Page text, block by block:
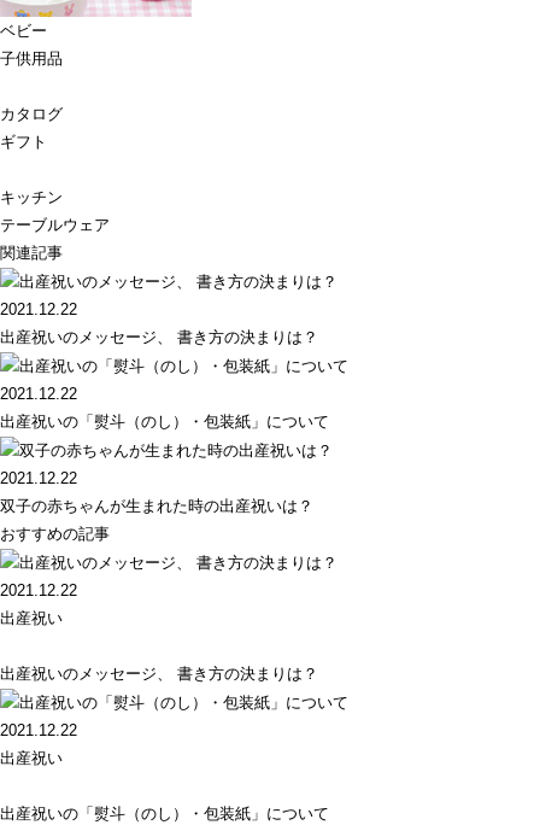
ベビー
子供用品
カタログ
ギフト
キッチン
テーブルウェア
関連記事
2021.12.22
出産祝いのメッセージ、 書き方の決まりは？
2021.12.22
出産祝いの「熨斗（のし）・包装紙」について
2021.12.22
双子の赤ちゃんが生まれた時の出産祝いは？
おすすめの記事
2021.12.22
出産祝い
出産祝いのメッセージ、 書き方の決まりは？
2021.12.22
出産祝い
出産祝いの「熨斗（のし）・包装紙」について